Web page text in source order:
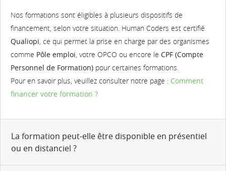
Nos formations sont éligibles à plusieurs dispositifs de
financement, selon votre situation. Human Coders est certifié
Qualiopi , ce qui permet la prise en charge par des organismes
comme Pôle emploi , votre OPCO ou encore le CPF (Compte
Personnel de Formation) pour certaines formations.
Pour en savoir plus, veuillez consulter notre page : Comment
financer votre formation ?
La formation peut-elle être disponible en présentiel
ou en distanciel ?